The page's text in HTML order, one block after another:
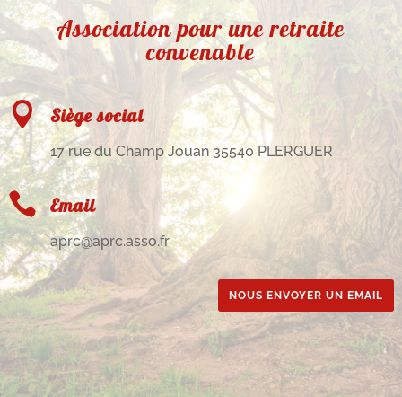
Association pour une retraite
convenable
 Siège social
17 rue du Champ Jouan 35540 PLERGUER
 Email
aprc@aprc.asso.fr
NOUS ENVOYER UN EMAIL